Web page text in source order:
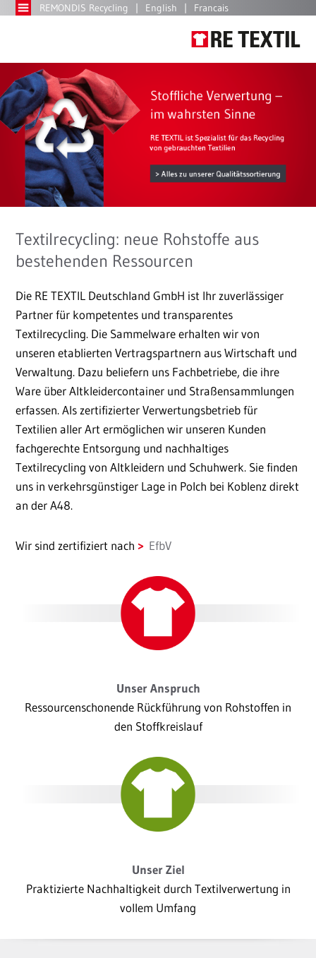
REMONDIS Recycling English Francais
Textilrecycling: neue Rohstoffe aus
bestehenden Ressourcen
Die RE TEXTIL Deutschland GmbH ist Ihr zuverlässiger
Partner für kompetentes und transparentes
Textilrecycling. Die Sammelware erhalten wir von
unseren etablierten Vertragspartnern aus Wirtschaft und
Verwaltung. Dazu beliefern uns Fachbetriebe, die ihre
Ware über Altkleidercontainer und Straßensammlungen
erfassen. Als zertifizierter Verwertungsbetrieb für
Textilien aller Art ermöglichen wir unseren Kunden
fachgerechte Entsorgung und nachhaltiges
Textilrecycling von Altkleidern und Schuhwerk. Sie finden
uns in verkehrsgünstiger Lage in Polch bei Koblenz direkt
an der A48.
Wir sind zertifiziert nach EfbV
Unser Anspruch
Ressourcenschonende Rückführung von Rohstoffen in
den Stoffkreislauf
Unser Ziel
Praktizierte Nachhaltigkeit durch Textilverwertung in
vollem Umfang